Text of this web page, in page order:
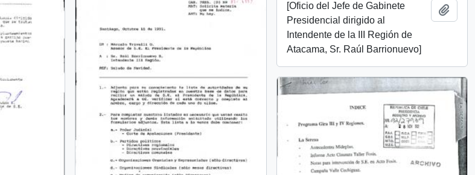
[Oficio del Jefe de Gabinete
Presidencial dirigido al
Intendente de la III Región de
Atacama, Sr. Raúl Barrionuevo]